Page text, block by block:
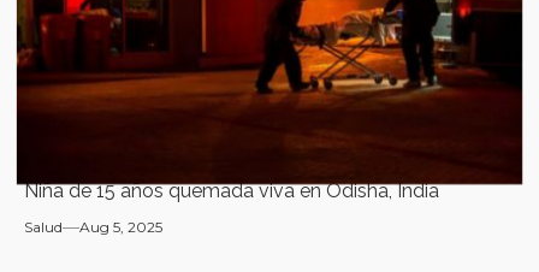
Niña de 15 años quemada viva en Odisha, India
Salud Aug 5, 2025